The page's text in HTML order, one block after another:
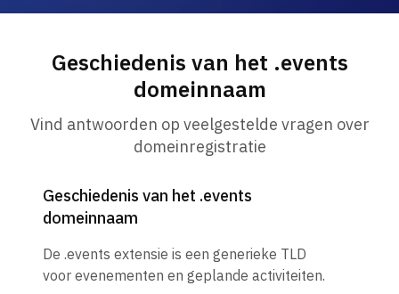
Geschiedenis van het .events
domeinnaam
Vind antwoorden op veelgestelde vragen over
domeinregistratie
Geschiedenis van het .events
domeinnaam
De .events extensie is een generieke TLD
voor evenementen en geplande activiteiten.